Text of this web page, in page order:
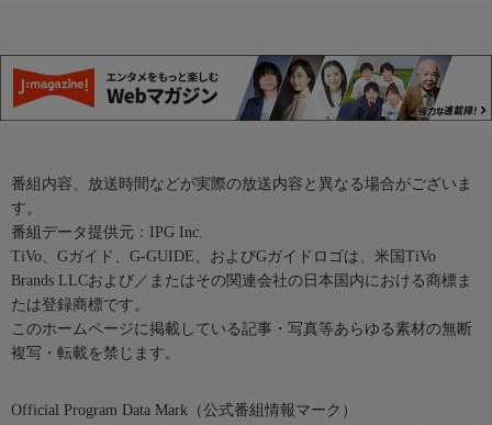
番組内容、放送時間などが実際の放送内容と異なる場合がございま
す。
番組データ提供元：IPG Inc.
TiVo、Gガイド、G-GUIDE、およびGガイドロゴは、米国TiVo
Brands LLCおよび／またはその関連会社の日本国内における商標ま
たは登録商標です。
このホームページに掲載している記事・写真等あらゆる素材の無断
複写・転載を禁じます。
Official Program Data Mark（公式番組情報マーク）